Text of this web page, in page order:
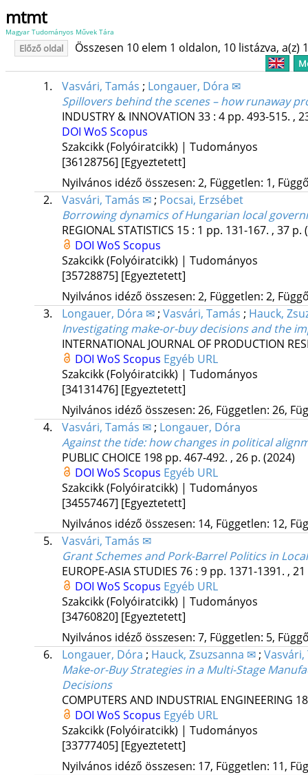
mtmt
Magyar Tudományos Művek Tára
Előző oldal Összesen 10 elem 1 oldalon, 10 listázva, a(z)
1. Vasvári, Tamás ; Longauer, Dóra ✉
Spillovers behind the scenes – how runaway
INDUSTRY & INNOVATION 33: 4 pp. 493-515. ,
DOI WoS Scopus
Szakcikk (Folyóiratcikk) | Tudományos
[36128756] [Egyeztetett]
Nyilvános idéző összesen: 2, Független: 1,
2.
Vasvári, Tamás ✉; Pocsai, Erzsébet
Borrowing dynamics of Hungarian local
REGIONAL STATISTICS 15: 1 pp. 131-167. , 37 p.
DOI WoS Scopus
Szakcikk (Folyóiratcikk) | Tudományos
[35728875] [Egyeztetett]
Nyilvános idéző összesen: 2, Független: 2,
3.
Longauer, Dóra ✉; Vasvári, Tamás ; Hauck,
Investigating make-or-buy decisions and the
INTERNATIONAL JOURNAL OF PRODUCTION
DOI WoS Scopus Egyéb URL
Szakcikk (Folyóiratcikk) | Tudományos
[34131476] [Egyeztetett]
Nyilvános idéző összesen: 26, Független: 26,
4.
Vasvári, Tamás ✉; Longauer, Dóra
Against the tide: how changes in political
PUBLIC CHOICE 198 pp. 467-492. , 26 p. (2024)
DOI WoS Scopus Egyéb URL
Szakcikk (Folyóiratcikk) | Tudományos
[34557467] [Egyeztetett]
Nyilvános idéző összesen: 14, Független: 12,
5.
Vasvári, Tamás ✉
Grant Schemes and Pork-Barrel Politics in
EUROPE-ASIA STUDIES 76: 9 pp. 1371-1391. ,
DOI WoS Scopus Egyéb URL
Szakcikk (Folyóiratcikk) | Tudományos
[34760820] [Egyeztetett]
Nyilvános idéző összesen: 7, Független: 5,
6.
Longauer, Dóra ; Hauck, Zsuzsanna ✉; Vasvári,
Make-or-Buy Strategies in a Multi-Stage
Decisions
COMPUTERS AND INDUSTRIAL ENGINEERING
DOI WoS Scopus Egyéb URL
Szakcikk (Folyóiratcikk) | Tudományos
[33777405] [Egyeztetett]
Nyilvános idéző összesen: 17, Független: 11,